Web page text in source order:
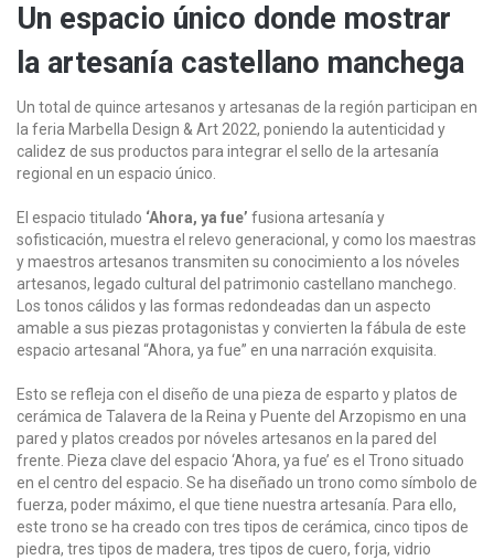
Un espacio único donde mostrar
la artesanía castellano manchega
Un total de quince artesanos y artesanas de la región participan en
la feria Marbella Design & Art 2022, poniendo la autenticidad y
calidez de sus productos para integrar el sello de la artesanía
regional en un espacio único.
El espacio titulado ‘Ahora, ya fue’ fusiona artesanía y
sofisticación, muestra el relevo generacional, y como los maestras
y maestros artesanos transmiten su conocimiento a los nóveles
artesanos, legado cultural del patrimonio castellano manchego.
Los tonos cálidos y las formas redondeadas dan un aspecto
amable a sus piezas protagonistas y convierten la fábula de este
espacio artesanal “Ahora, ya fue” en una narración exquisita.
Esto se refleja con el diseño de una pieza de esparto y platos de
cerámica de Talavera de la Reina y Puente del Arzopismo en una
pared y platos creados por nóveles artesanos en la pared del
frente. Pieza clave del espacio ‘Ahora, ya fue’ es el Trono situado
en el centro del espacio. Se ha diseñado un trono como símbolo de
fuerza, poder máximo, el que tiene nuestra artesanía. Para ello,
este trono se ha creado con tres tipos de cerámica, cinco tipos de
piedra, tres tipos de madera, tres tipos de cuero, forja, vidrio